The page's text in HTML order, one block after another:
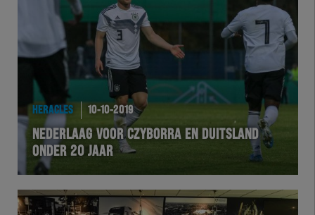
HERACLES 10-10-2019
NEDERLAAG VOOR CZYBORRA EN DUITSLAND
ONDER 20 JAAR